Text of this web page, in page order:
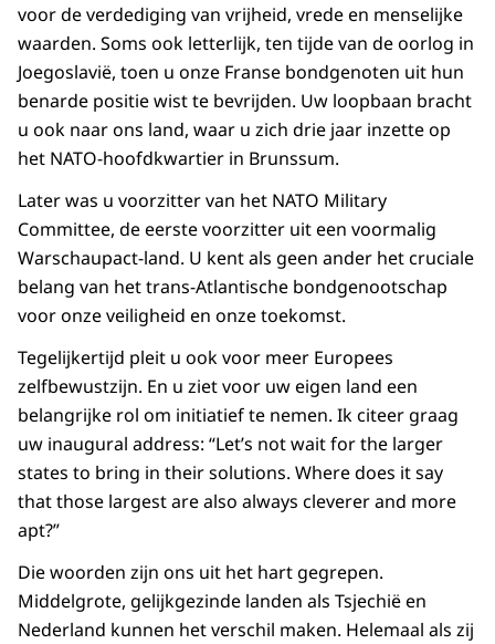
voor de verdediging van vrijheid, vrede en menselijke
waarden. Soms ook letterlijk, ten tijde van de oorlog in
Joegoslavië, toen u onze Franse bondgenoten uit hun
benarde positie wist te bevrijden. Uw loopbaan bracht
u ook naar ons land, waar u zich drie jaar inzette op
het NATO-hoofdkwartier in Brunssum.
Later was u voorzitter van het NATO Military
Committee, de eerste voorzitter uit een voormalig
Warschaupact-land. U kent als geen ander het cruciale
belang van het trans-Atlantische bondgenootschap
voor onze veiligheid en onze toekomst.
Tegelijkertijd pleit u ook voor meer Europees
zelfbewustzijn. En u ziet voor uw eigen land een
belangrijke rol om initiatief te nemen. Ik citeer graag
uw inaugural address: “Let’s not wait for the larger
states to bring in their solutions. Where does it say
that those largest are also always cleverer and more
apt?”
Die woorden zijn ons uit het hart gegrepen.
Middelgrote, gelijkgezinde landen als Tsjechië en
Nederland kunnen het verschil maken. Helemaal als zij